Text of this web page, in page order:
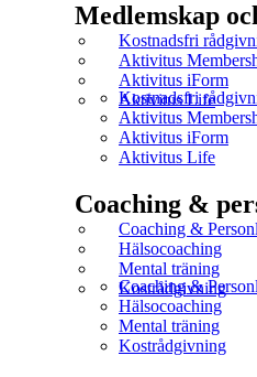
Medlemskap
Kostnadsfri
Aktivitus
Aktivitus iForm
Aktivitus Life
Kostnadsfri
Aktivitus
Aktivitus iForm
Aktivitus Life
Coaching &
Coaching &
Hälsocoaching
Mental träning
Kostrådgivning
Coaching &
Hälsocoaching
Mental träning
Kostrådgivning